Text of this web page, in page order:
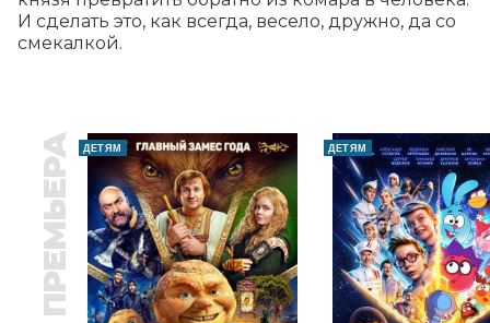
И сделать это, как всегда, весело, дружно, да со
смекалкой.
ПРЕМЬЕРА ДЕТЯМ ДЕТЯМ